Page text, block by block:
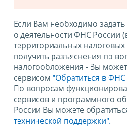
Если Вам необходимо
о деятельности ФНС России
территориальных налоговых
получить разъяснения по
налогообложения - Вы
сервисом "Обратиться в
По вопросам
сервисов и программного
России Вы можете
технической поддержки".